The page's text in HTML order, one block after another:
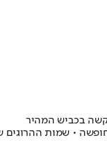
קשה בכביש המהיר
• שמות ההרוגים